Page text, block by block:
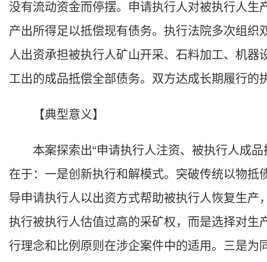
没有流动资金而停摆。申请执行人对被执行人
产出所得足以抵偿现有债务。执行法院多次组
人出资承担被执行人矿山开采、石料加工、机
工出的成品抵偿全部债务。双方达成长期履行的
【典型意义】
本案探索出“申请执行人注资、被执行人成品
在于：一是创新执行和解模式。突破传统以物
导申请执行人以出资方式帮助被执行人恢复生
执行被执行人估值过高的采矿权，而是选择对
行理念和比例原则在涉企案件中的适用。三是为